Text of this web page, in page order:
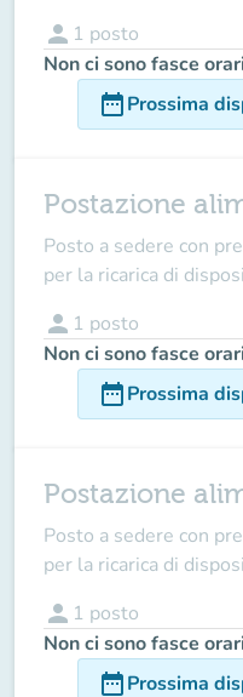
person 1 posto
Non ci sono fasce
date_rangeProssima
Postazione
Posto a sedere con
per la ricarica di
person 1 posto
Non ci sono fasce
date_rangeProssima
Postazione
Posto a sedere con
per la ricarica di
person 1 posto
Non ci sono fasce
date_rangeProssima